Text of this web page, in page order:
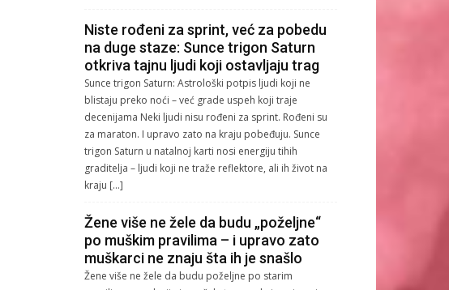
Niste rođeni za sprint, već za pobedu
na duge staze: Sunce trigon Saturn
otkriva tajnu ljudi koji ostavljaju trag
Sunce trigon Saturn: Astrološki potpis ljudi koji ne
blistaju preko noći – već grade uspeh koji traje
decenijama Neki ljudi nisu rođeni za sprint. Rođeni su
za maraton. I upravo zato na kraju pobeđuju. Sunce
trigon Saturn u natalnoj karti nosi energiju tihih
graditelja – ljudi koji ne traže reflektore, ali ih život na
kraju […]
Žene više ne žele da budu „poželjne“
po muškim pravilima – i upravo zato
muškarci ne znaju šta ih je snašlo
Žene više ne žele da budu poželjne po starim